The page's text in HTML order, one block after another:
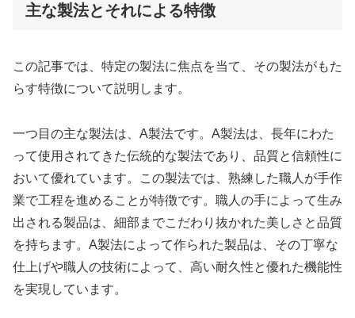
主な製法とそれによる特徴
この記事では、特定の製法に焦点を当て、その製法がもた
らす特徴について説明します。
一つ目の主な製法は、A製法です。A製法は、長年にわた
って使用されてきた伝統的な製法であり、品質と信頼性に
おいて優れています。この製法では、熟練した職人が手作
業で工程を進めることが特徴です。職人の手によって生み
出される製品は、細部までこだわり抜かれた美しさと品質
を持ちます。A製法によって作られた製品は、その丁寧な
仕上げや職人の技術によって、高い耐久性と優れた機能性
を実現しています。